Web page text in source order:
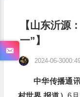
【山东沂源
一”】
2024-06-
中华传播通